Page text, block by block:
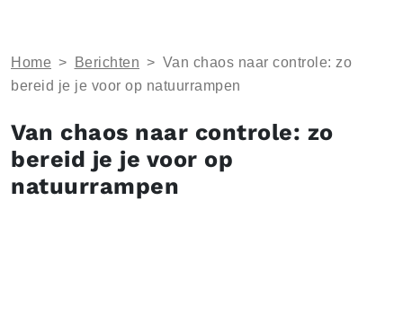
Home > Berichten > Van chaos naar controle: zo
bereid je je voor op natuurrampen
Van chaos naar controle: zo
bereid je je voor op
natuurrampen